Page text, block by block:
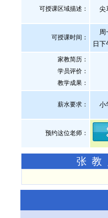
可授课区域描述： 尖
可授课时间：
周
日下
家教简历：
学员评价：
教学成果：
薪水要求： 小
预约这位老师：
张